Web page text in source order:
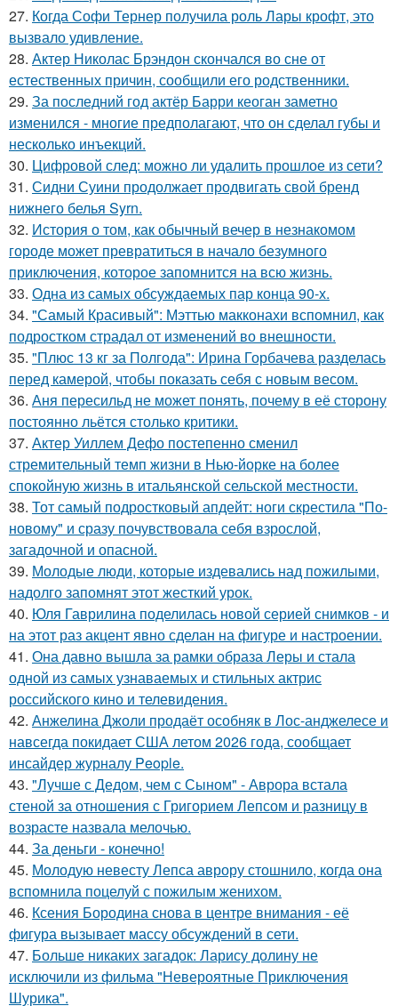
27. Когда Софи Тернер получила роль Лары крофт, это
вызвало удивление.
28. Актер Николас Брэндон скончался во сне от
естественных причин, сообщили его родственники.
29. За последний год актёр Барри кеоган заметно
изменился - многие предполагают, что он сделал губы и
несколько инъекций.
30. Цифровой след: можно ли удалить прошлое из сети?
31. Сидни Суини продолжает продвигать свой бренд
нижнего белья Syrn.
32. История о том, как обычный вечер в незнакомом
городе может превратиться в начало безумного
приключения, которое запомнится на всю жизнь.
33. Одна из самых обсуждаемых пар конца 90-х.
34. "Самый Красивый": Мэттью макконахи вспомнил, как
подростком страдал от изменений во внешности.
35. "Плюс 13 кг за Полгода": Ирина Горбачева разделась
перед камерой, чтобы показать себя с новым весом.
36. Аня пересильд не может понять, почему в её сторону
постоянно льётся столько критики.
37. Актер Уиллем Дефо постепенно сменил
стремительный темп жизни в Нью-йорке на более
спокойную жизнь в итальянской сельской местности.
38. Тот самый подростковый апдейт: ноги скрестила "По-
новому" и сразу почувствовала себя взрослой,
загадочной и опасной.
39. Молодые люди, которые издевались над пожилыми,
надолго запомнят этот жесткий урок.
40. Юля Гаврилина поделилась новой серией снимков - и
на этот раз акцент явно сделан на фигуре и настроении.
41. Она давно вышла за рамки образа Леры и стала
одной из самых узнаваемых и стильных актрис
российского кино и телевидения.
42. Анжелина Джоли продаёт особняк в Лос-анджелесе и
навсегда покидает США летом 2026 года, сообщает
инсайдер журналу People.
43. "Лучше с Дедом, чем с Сыном" - Аврора встала
стеной за отношения с Григорием Лепсом и разницу в
возрасте назвала мелочью.
44. За деньги - конечно!
45. Молодую невесту Лепса аврору стошнило, когда она
вспомнила поцелуй с пожилым женихом.
46. Ксения Бородина снова в центре внимания - её
фигура вызывает массу обсуждений в сети.
47. Больше никаких загадок: Ларису долину не
исключили из фильма "Невероятные Приключения
Шурика".